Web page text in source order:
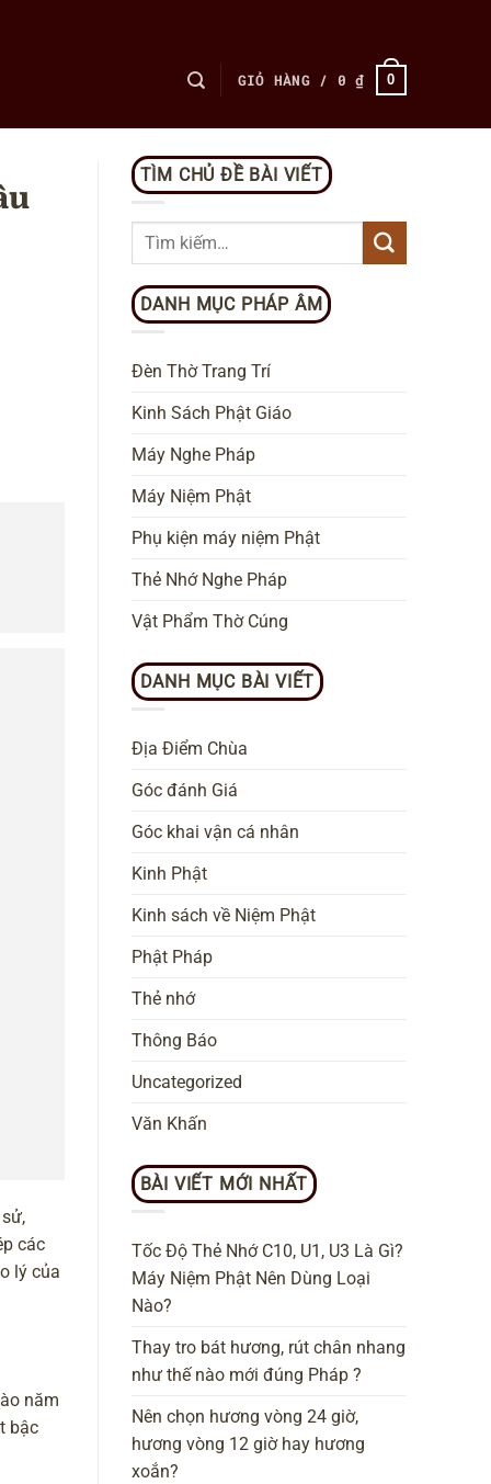
GIỎ HÀNG / 0₫ 0
các
lý của
năm
bậc
TÌM CHỦ ĐỀ BÀI VIẾT
DANH MỤC PHÁP ÂM
Đèn Thờ Trang Trí
Kinh Sách Phật Giáo
Máy Nghe Pháp
Máy Niệm Phật
Phụ kiện máy niệm Phật
Thẻ Nhớ Nghe Pháp
Vật Phẩm Thờ Cúng
DANH MỤC BÀI VIẾT
Địa Điểm Chùa
Góc đánh Giá
Góc khai vận cá nhân
Kinh Phật
Kinh sách về Niệm Phật
Phật Pháp
Thẻ nhớ
Thông Báo
Uncategorized
Văn Khấn
BÀI VIẾT MỚI NHẤT
Tốc Độ Thẻ Nhớ C10, U1, U3 Là Gì?
Máy Niệm Phật Nên Dùng Loại
Nào?
Thay tro bát hương, rút chân nhang
như thế nào mới đúng Pháp ?
Nên chọn hương vòng 24 giờ,
hương vòng 12 giờ hay hương
xoắn?